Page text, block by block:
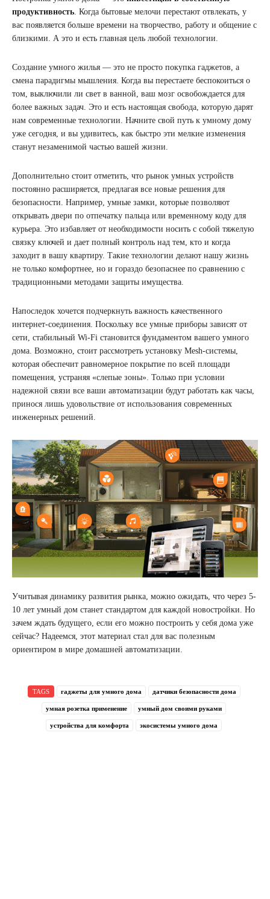
продуктивность . Когда бытовые мелочи перестают отвлекать, у
вас появляется больше времени на творчество, работу и общение с
близкими. А это и есть главная цель любой технологии.
Создание умного жилья — это не просто покупка гаджетов, а
смена парадигмы мышления. Когда вы перестаете беспокоиться о
том, выключили ли свет в ванной, ваш мозг освобождается для
более важных задач. Это и есть настоящая свобода, которую дарят
нам современные технологии. Начните свой путь к умному дому
уже сегодня, и вы удивитесь, как быстро эти мелкие изменения
станут незаменимой частью вашей жизни.
Дополнительно стоит отметить, что рынок умных устройств
постоянно расширяется, предлагая все новые решения для
безопасности. Например, умные замки, которые позволяют
открывать двери по отпечатку пальца или временному коду для
курьера. Это избавляет от необходимости носить с собой тяжелую
связку ключей и дает полный контроль над тем, кто и когда
заходит в вашу квартиру. Такие технологии делают нашу жизнь
не только комфортнее, но и гораздо безопаснее по сравнению с
традиционными методами защиты имущества.
Напоследок хочется подчеркнуть важность качественного
интернет-соединения. Поскольку все умные приборы зависят от
сети, стабильный Wi-Fi становится фундаментом вашего умного
дома. Возможно, стоит рассмотреть установку Mesh-системы,
которая обеспечит равномерное покрытие по всей площади
помещения, устраняя «слепые зоны». Только при условии
надежной связи все ваши автоматизации будут работать как часы,
принося лишь удовольствие от использования современных
инженерных решений.
Учитывая динамику развития рынка, можно ожидать, что через 5-
10 лет умный дом станет стандартом для каждой новостройки. Но
зачем ждать будущего, если его можно построить у себя дома уже
сейчас? Надеемся, этот материал стал для вас полезным
ориентиром в мире домашней автоматизации.
TAGS гаджеты для умного дома датчики безопасности дома
умная розетка применение умный дом своими руками
устройства для комфорта экосистемы умного дома